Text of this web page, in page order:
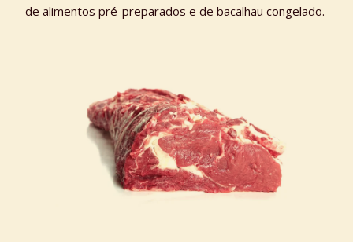
de alimentos pré-preparados e de bacalhau congelado.